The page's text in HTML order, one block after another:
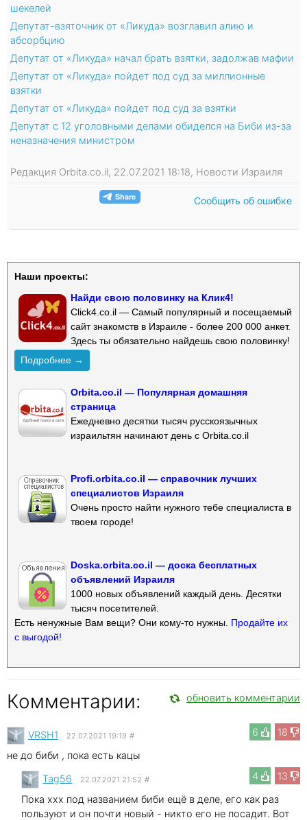
шекелей
Депутат-взяточник от «Ликуда» возглавил алию и
абсорбцию
Депутат от «Ликуда» начал брать взятки, задолжав мафии
Депутат от «Ликуда» пойдет под суд за миллионные
взятки
Депутат от «Ликуда» пойдет под суд за взятки
Депутат с 12 уголовными делами обиделся на Биби из-за
неназначения министром
Редакция Orbita.co.il, 22.07.2021 18:18, Новости Израиля
Сообщить об ошибке
Наши проекты:
Найди свою половинку на Клик4!
Click4.co.il — Самый популярный и посещаемый
сайт знакомств в Израиле - более 200 000 анкет.
Здесь ты обязательно найдешь свою половинку!
Подробнее →
Orbita.co.il — Популярная домашняя
страница
Ежедневно десятки тысяч русскоязычных
израильтян начинают день с Orbita.co.il
Profi.orbita.co.il — справочник лучших
специалистов Израиля
Очень просто найти нужного тебе специалиста в
твоем городе!
Doska.orbita.co.il — доска бесплатных
объявлений Израиля
1000 новых объявлений каждый день. Десятки
тысяч посетителей.
Есть ненужные Вам вещи? Они кому-то нужны. Продайте их
с выгодой!
Комментарии: обновить комментарии
6 18
VRSH1 22.07.2021 19:19 #
не до биби , пока есть кацы
4
13
Tag56 22.07.2021 21:52 #
Пока xxx под названием биби ещё в деле, его как раз
пользуют и он почти новый - никто его не посадит. Вот